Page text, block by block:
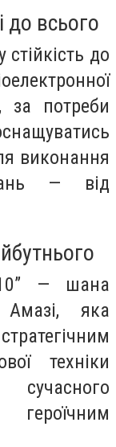
до всього
до
за потреби
виконання
— від
10” — шана
Амазі, яка
техніки
героїчним